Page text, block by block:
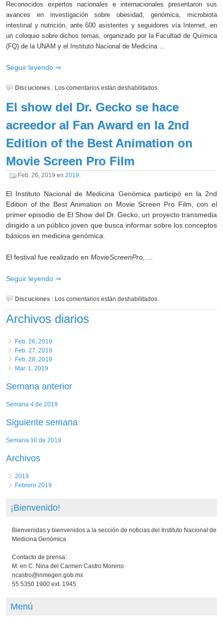
Reconocidos expertos nacionales e internacionales presentaron sus
avances en investigación sobre obesidad, genómica, microbiota
intestinal y nutrición, ante 600 asistentes y seguidores vía Internet, en
un coloquio sobre dichos temas, organizado por la Facultad de Química
(FQ) de la UNAM y el Instituto Nacional de Medicina ...
Seguir leyendo
Discuciones : Los comentarios están deshabilitados.
El show del Dr. Gecko se hace
acreedor al Fan Award en la 2nd
Edition of the Best Animation on
Movie Screen Pro Film
Feb. 26, 2019 en 2019.
El Instituto Nacional de Medicina Genómica participó en la 2nd
Edition of the Best Animation on Movie Screen Pro Film, con el
primer episodio de El Show del Dr. Gecko, un proyecto transmedia
dirigido a un público joven que busca informar sobre los conceptos
básicos en medicina genómica.
El festival fue realizado en MovieScreenPro
Seguir leyendo
Discuciones : Los comentarios están deshabilitados.
Archivos diarios
Feb. 26, 2019
Feb. 27, 2019
Feb. 28, 2019
Mar. 1, 2019
Semana anterior
Semana 4 de 2019
Siguiente semana
Semana 10 de 2019
Archivos
2019
Febrero 2019
¡Bienvenido!
Bienvenidas y bienvenidos a la sección de noticias del Instituto Nacional de
Medicina Genómica.
Contacto de prensa:
M. en C. Nina del Carmen Castro Moreno
ncastro@inmegen.gob.mx
55 5350 1900 ext. 1945
Menú